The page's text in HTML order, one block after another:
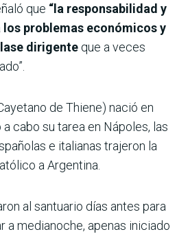
que “la responsabilidad y
problemas económicos y
dirigente que a veces
de Thiene) nació en
cabo su tarea en Nápoles, las
e italianas trajeron la
a Argentina.
al santuario días antes para
a medianoche, apenas iniciado